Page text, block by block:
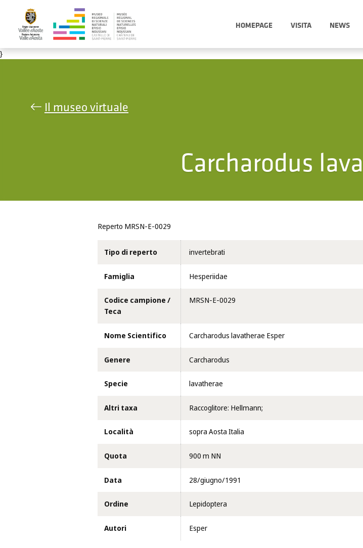
HOMEPAGE VISITA NEWS
}
Il museo virtuale
Carcharodus
Reperto MRSN-E-0029
Tipo di reperto invertebrati
Famiglia Hesperiidae
Codice campione /
Teca
MRSN-E-0029
Nome Scientifico Carcharodus lavatherae Esper
Genere Carcharodus
Specie lavatherae
Altri taxa Raccoglitore: Hellmann;
Località sopra Aosta Italia
Quota 900 m NN
Data 28/giugno/1991
Ordine Lepidoptera
Autori Esper